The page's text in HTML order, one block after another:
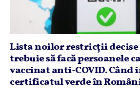
Lista noilor restricţii decise
trebuie să facă persoanele
vaccinat anti-COVID. Când
certificatul verde în